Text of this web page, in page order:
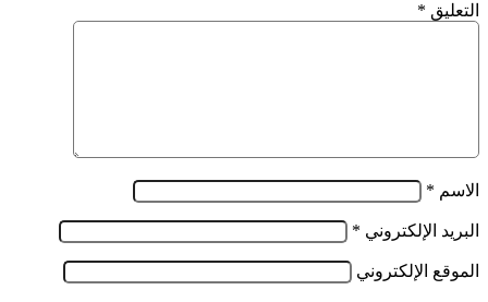
التعليق *
الاسم *
البريد الإلكتروني *
الموقع الإلكتروني